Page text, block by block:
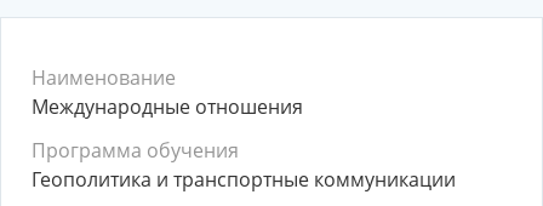
Наименование
Международные отношения
Программа обучения
Геополитика и транспортные коммуникации